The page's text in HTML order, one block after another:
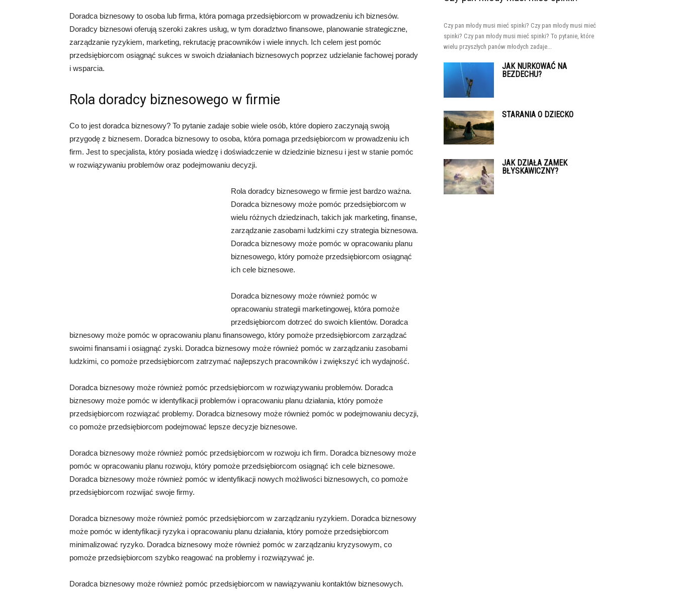
Doradca biznesowy to osoba lub firma, która pomaga przedsiębiorcom w prowadzeniu ich biznesów.
Doradcy biznesowi oferują szeroki zakres usług, w tym doradztwo finansowe, planowanie strategiczne,
zarządzanie ryzykiem, marketing, rekrutację pracowników i wiele innych. Ich celem jest pomóc
przedsiębiorcom osiągnąć sukces w swoich działaniach biznesowych poprzez udzielanie fachowej porady
i wsparcia.
Rola doradcy biznesowego w firmie
Co to jest doradca biznesowy? To pytanie zadaje sobie wiele osób, które dopiero zaczynają swoją
przygodę z biznesem. Doradca biznesowy to osoba, która pomaga przedsiębiorcom w prowadzeniu ich
firm. Jest to specjalista, który posiada wiedzę i doświadczenie w dziedzinie biznesu i jest w stanie pomóc
w rozwiązywaniu problemów oraz podejmowaniu decyzji.
Rola doradcy biznesowego w firmie jest bardzo ważna.
Doradca biznesowy może pomóc przedsiębiorcom w
wielu różnych dziedzinach, takich jak marketing, finanse,
zarządzanie zasobami ludzkimi czy strategia biznesowa.
Doradca biznesowy może pomóc w opracowaniu planu
biznesowego, który pomoże przedsiębiorcom osiągnąć
ich cele biznesowe.
Doradca biznesowy może również pomóc w
opracowaniu strategii marketingowej, która pomoże
przedsiębiorcom dotrzeć do swoich klientów. Doradca
biznesowy może pomóc w opracowaniu planu finansowego, który pomoże przedsiębiorcom zarządzać
swoimi finansami i osiągnąć zyski. Doradca biznesowy może również pomóc w zarządzaniu zasobami
ludzkimi, co pomoże przedsiębiorcom zatrzymać najlepszych pracowników i zwiększyć ich wydajność.
Doradca biznesowy może również pomóc przedsiębiorcom w rozwiązywaniu problemów. Doradca
biznesowy może pomóc w identyfikacji problemów i opracowaniu planu działania, który pomoże
przedsiębiorcom rozwiązać problemy. Doradca biznesowy może również pomóc w podejmowaniu decyzji,
co pomoże przedsiębiorcom podejmować lepsze decyzje biznesowe.
Doradca biznesowy może również pomóc przedsiębiorcom w rozwoju ich firm. Doradca biznesowy może
pomóc w opracowaniu planu rozwoju, który pomoże przedsiębiorcom osiągnąć ich cele biznesowe.
Doradca biznesowy może również pomóc w identyfikacji nowych możliwości biznesowych, co pomoże
przedsiębiorcom rozwijać swoje firmy.
Doradca biznesowy może również pomóc przedsiębiorcom w zarządzaniu ryzykiem. Doradca biznesowy
może pomóc w identyfikacji ryzyka i opracowaniu planu działania, który pomoże przedsiębiorcom
minimalizować ryzyko. Doradca biznesowy może również pomóc w zarządzaniu kryzysowym, co
pomoże przedsiębiorcom szybko reagować na problemy i rozwiązywać je.
Doradca biznesowy może również pomóc przedsiębiorcom w nawiązywaniu kontaktów biznesowych.
Czy pan młody musi mieć spinki? Czy pan młody musi mieć
spinki? Czy pan młody musi mieć spinki? To pytanie, które
wielu przyszłych panów młodych zadaje...
JAK NURKOWAĆ NA
BEZDECHU?
STARANIA O DZIECKO
JAK DZIAŁA ZAMEK
BŁYSKAWICZNY?